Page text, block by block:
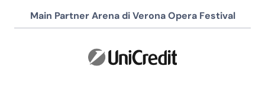
Main Partner Arena di Verona Opera Festival